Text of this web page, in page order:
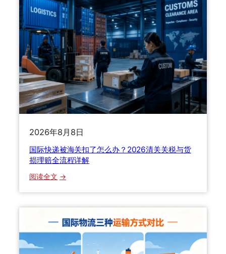
2026年8月8日
国际快递被海关扣了怎么办？2026清关关税与货
损理赔全流程详解
阅读全文 ：
递
被